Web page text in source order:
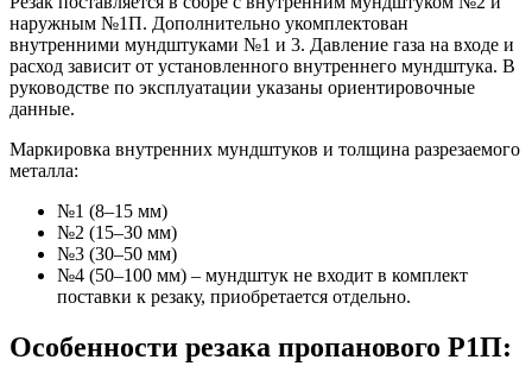
наружным №1П. Дополнительно укомплектован
внутренними мундштуками №1 и 3. Давление газа на входе и
расход зависит от установленного внутреннего мундштука. В
руководстве по эксплуатации указаны ориентировочные
данные.
Маркировка внутренних мундштуков и толщина разрезаемого
металла:
№1 (8–15 мм)
№2 (15–30 мм)
№3 (30–50 мм)
№4 (50–100 мм) – мундштук не входит в комплект
поставки к резаку, приобретается отдельно.
Особенности резака пропанового Р1П: